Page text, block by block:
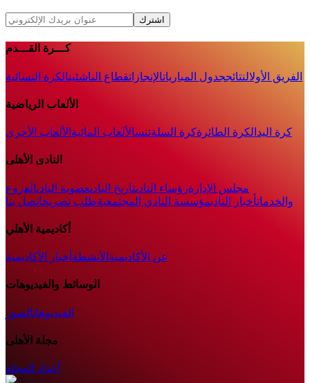
اشترك
كـــرة القـــدم
الفريق الأولالنتائججدول المبارياتالإنجازاتقطاع الناشئينالكرة النسائية
الألعاب الرياضية
كرة اليد الكرة الطائرةكرة السلةتنسالألعاب المائية الألعاب الأخرى
النادى الأهلى
مجلس الإدارةرؤساء النادىتاريخ النادىعضوية النادىالفروع
والخدماتأخبار الناديمؤسسة النادي المجتمعيةطلب تصريحاتصل بنا
أكاديمية الأهلي
عن الأكاديمية الأنشطة أخبار الأكاديمية
الوسائط والفيديوهات
الفيديوهاتالصور
مجلة الأهلى
أعداد المجلة